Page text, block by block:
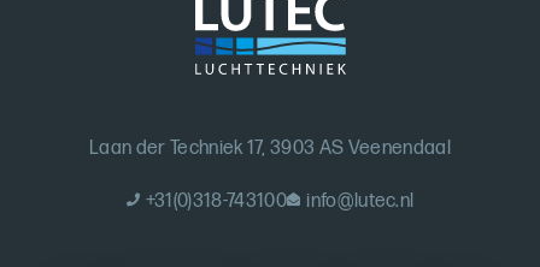
Laan der Techniek 17, 3903 AS Veenendaal
+31(0)318-743100 info@lutec.nl